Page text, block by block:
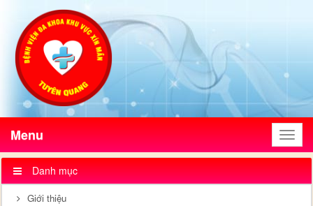
Menu
Menu
Danh mục
Giới thiệu